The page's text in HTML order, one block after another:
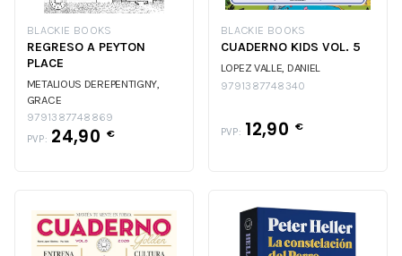
BLACKIE BOOKS
REGRESO A PEYTON
PLACE
METALIOUS DEREPENTIGNY,
GRACE
9791387748869
PVP: 24,90 €
BLACKIE BOOKS
CUADERNO KIDS VOL. 5
LOPEZ VALLE, DANIEL
9791387748340
PVP: 12,90 €